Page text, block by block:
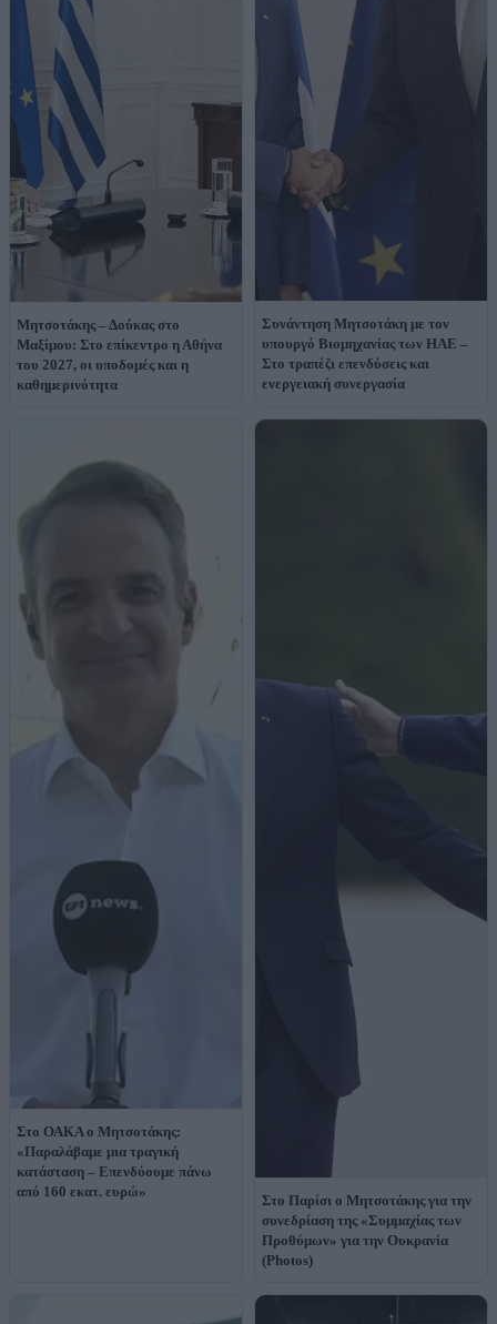
Μητσοτάκης – Δούκας στο
Μαξίμου: Στο επίκεντρο η Αθήνα
του 2027, οι υποδομές και η
καθημερινότητα
Συνάντηση Μητσοτάκη με τον
υπουργό Βιομηχανίας των ΗΑΕ –
Στο τραπέζι επενδύσεις και
ενεργειακή συνεργασία
Στο ΟΑΚΑ ο Μητσοτάκης:
«Παραλάβαμε μια τραγική
κατάσταση – Επενδύουμε πάνω
από 160 εκατ. ευρώ»
Στο Παρίσι ο Μητσοτάκης για την
συνεδρίαση της «Συμμαχίας των
Προθύμων» για την Ουκρανία
(Photos)